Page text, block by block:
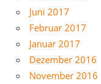
Juni 2017
Februar 2017
Januar 2017
Dezember 2016
November 2016